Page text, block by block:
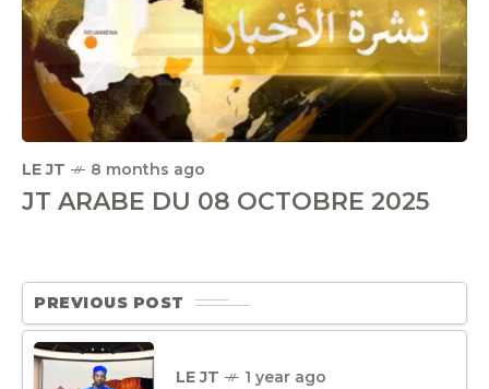
LE JT 8 months ago
JT ARABE DU 08 OCTOBRE 2025
PREVIOUS POST
LE JT 1 year ago